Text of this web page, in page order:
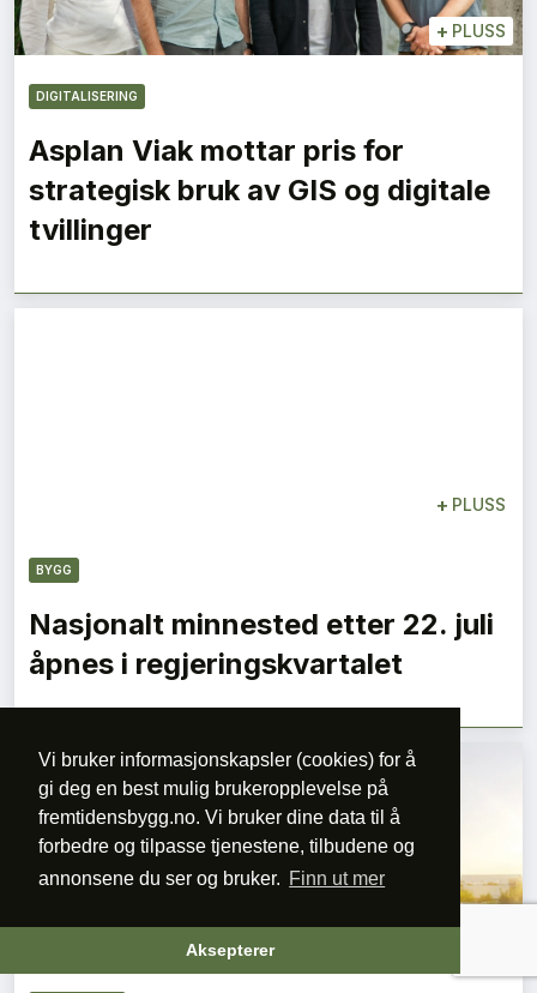
Vi bruker informasjonskapsler (cookies) for å
gi deg en best mulig brukeropplevelse på
fremtidensbygg.no. Vi bruker dine data til å
forbedre og tilpasse tjenestene, tilbudene og
annonsene du ser og bruker. Finn ut mer
Aksepterer
+ PLUSS
DIGITALISERING
Asplan Viak mottar pris for
strategisk bruk av GIS og digitale
tvillinger
+ PLUSS
BYGG
Nasjonalt minnested etter 22. juli
åpnes i regjeringskvartalet